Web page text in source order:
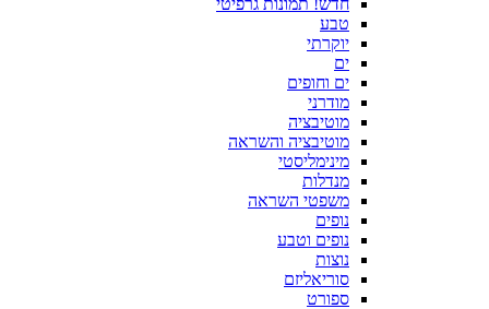
טבע
יוקרתי
ים
ים וחופים
מודרני
מוטיבציה
מוטיבציה והשראה
מינימליסטי
מנדלות
משפטי השראה
נופים
נופים וטבע
נוצות
סוריאליזם
ספורט